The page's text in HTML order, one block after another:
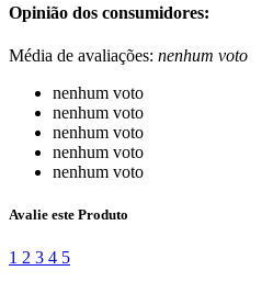
Opinião dos consumidores:
Média de avaliações: nenhum voto
nenhum voto
nenhum voto
nenhum voto
nenhum voto
nenhum voto
Avalie este Produto
1 2 3 4 5